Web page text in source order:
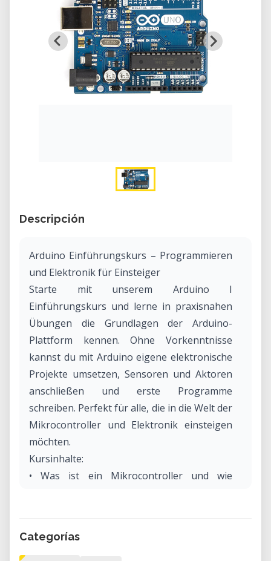
Descripción
Arduino Einführungskurs – Programmieren
und Elektronik für Einsteiger
Starte mit unserem Arduino I
Einführungskurs und lerne in praxisnahen
Übungen die Grundlagen der Arduino-
Plattform kennen. Ohne Vorkenntnisse
kannst du mit Arduino eigene elektronische
Projekte umsetzen, Sensoren und Aktoren
anschließen und erste Programme
schreiben. Perfekt für alle, die in die Welt der
Mikrocontroller und Elektronik einsteigen
möchten.
Kursinhalte:
• Was ist ein Mikrocontroller und wie
• Grundlagen der Elektrizitätslehre
Categorías